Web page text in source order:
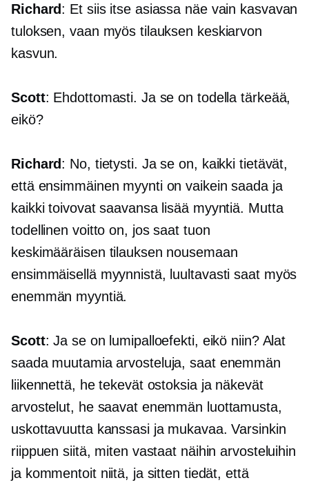
Richard: Et siis itse asiassa näe vain kasvavan
tuloksen, vaan myös tilauksen keskiarvon
kasvun.
Scott: Ehdottomasti. Ja se on todella tärkeää,
eikö?
Richard: No, tietysti. Ja se on, kaikki tietävät,
että ensimmäinen myynti on vaikein saada ja
kaikki toivovat saavansa lisää myyntiä. Mutta
todellinen voitto on, jos saat tuon
keskimääräisen tilauksen nousemaan
ensimmäisellä myynnistä, luultavasti saat myös
enemmän myyntiä.
Scott: Ja se on lumipalloefekti, eikö niin? Alat
saada muutamia arvosteluja, saat enemmän
liikennettä, he tekevät ostoksia ja näkevät
arvostelut, he saavat enemmän luottamusta,
uskottavuutta kanssasi ja mukavaa. Varsinkin
riippuen siitä, miten vastaat näihin arvosteluihin
ja kommentoit niitä, ja sitten tiedät, että